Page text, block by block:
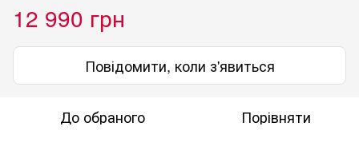
12 990 грн
Повідомити, коли з'явиться
До обраного Порівняти